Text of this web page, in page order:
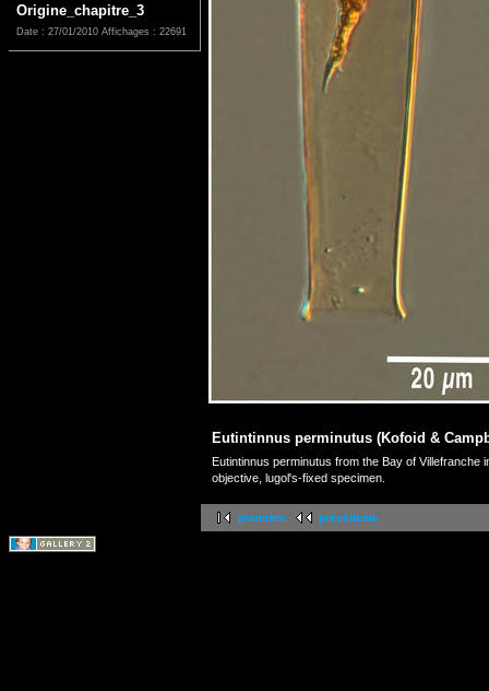
Origine_chapitre_3
Date : 27/01/2010 Affichages : 22691
Eutintinnus perminutus (Kofoid &
Eutintinnus perminutus from the Bay of
objective, lugol's-fixed specimen.
première précédente